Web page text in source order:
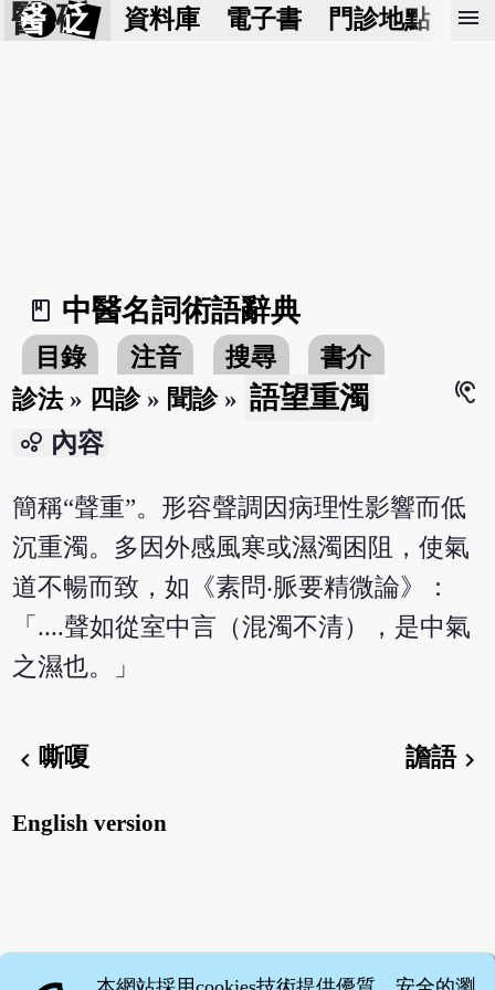
醫 砭 資料庫 電子書 門診地點 預
menu
book_2
中醫名詞術語辭典
目錄 注音 搜尋
書介
診法» 四診» 聞診» 語望重濁
hearing
bubble_chart 內容
簡稱“聲重”。形容聲調因病理性影響而低
沉重濁。多因外感風寒或濕濁困阻，使氣
道不暢而致，如《素問‧脈要精微論》：
「....聲如從室中言（混濁不清），是中氣
之濕也。」
chevron_left嘶嗄 譫語chevron_right
English version